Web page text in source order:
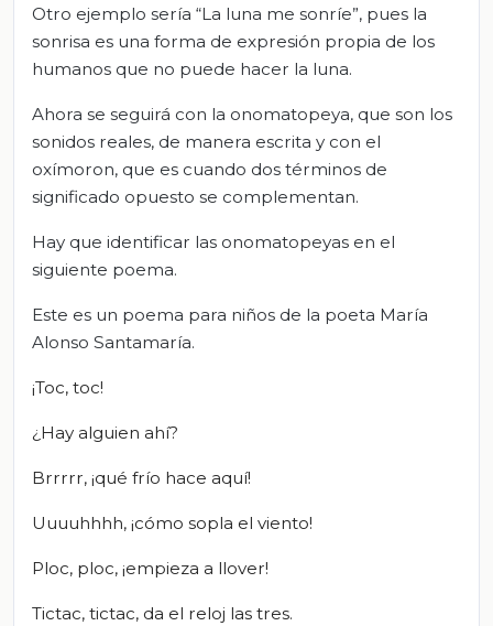
Otro ejemplo sería “La luna me sonríe”, pues la
sonrisa es una forma de expresión propia de los
humanos que no puede hacer la luna.
Ahora se seguirá con la onomatopeya, que son los
sonidos reales, de manera escrita y con el
oxímoron, que es cuando dos términos de
significado opuesto se complementan.
Hay que identificar las onomatopeyas en el
siguiente poema.
Este es un poema para niños de la poeta María
Alonso Santamaría.
¡Toc, toc!
¿Hay alguien ahí?
Brrrrr, ¡qué frío hace aquí!
Uuuuhhhh, ¡cómo sopla el viento!
Ploc, ploc, ¡empieza a llover!
Tictac, tictac, da el reloj las tres.